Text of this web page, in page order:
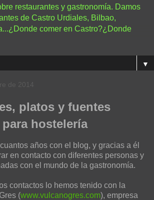
restaurantes y gastronomía. Damos
de Castro Urdiales, Bilbao,
comer en Castro?¿Donde
▼
de 2014
platos y fuentes
hostelería
años con el blog, y gracias a él
en contacto con diferentes personas y
con el mundo de la gastronomía.
contactos lo hemos tenido con la
(www.vulcanogres.com), empresa